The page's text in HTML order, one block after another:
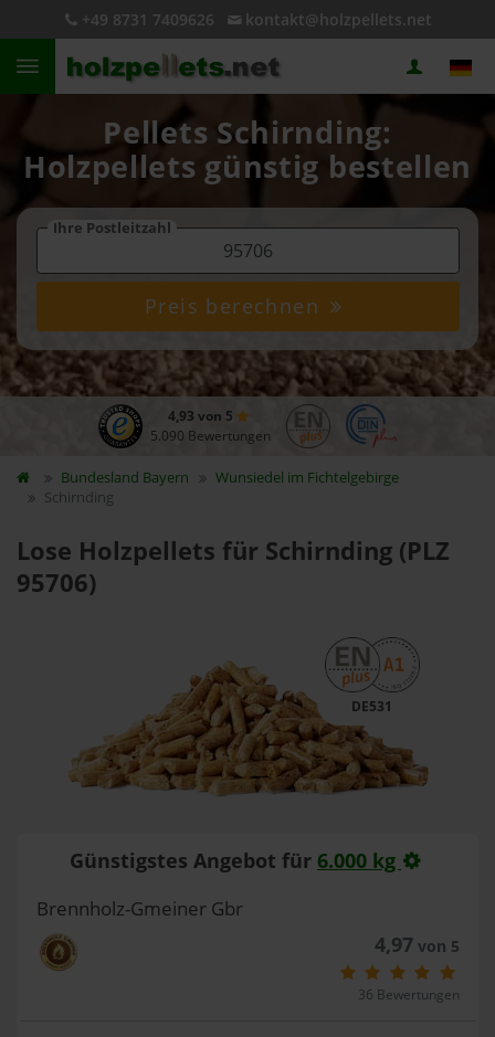
+49 8731 7409626 kontakt@holzpellets.net
Pellets Schirnding:
Holzpellets günstig bestellen
Ihre Postleitzahl
Preis berechnen
4,93 von 5
5.090 Bewertungen
Bundesland Bayern
Wunsiedel im Fichtelgebirge
Schirnding
Lose Holzpellets für Schirnding (PLZ
95706)
DE531
Günstigstes Angebot für 6.000 kg
Brennholz-Gmeiner Gbr
4,97von 5
36 Bewertungen